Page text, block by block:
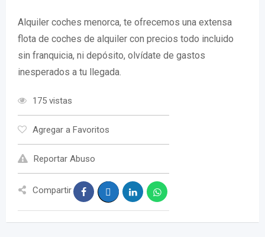
Alquiler coches menorca, te ofrecemos una extensa
flota de coches de alquiler con precios todo incluido
sin franquicia, ni depósito, olvídate de gastos
inesperados a tu llegada.
175 vistas
Agregar a Favoritos
Reportar Abuso
Compartir